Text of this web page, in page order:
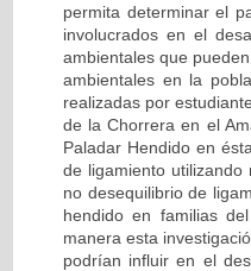
permita determinar el
involucrados en el
ambientales que
ambientales en la
realizadas por
de la Chorrera en el
Paladar Hendido en
de ligamiento
no desequilibrio de
hendido en familias
manera esta
podrían influir en el